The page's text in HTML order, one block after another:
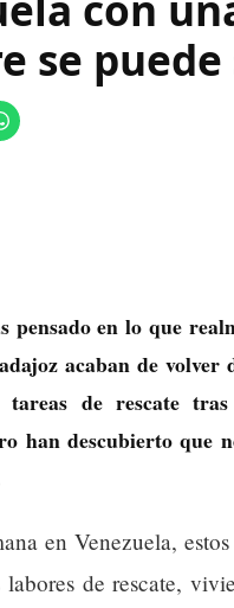
se
pensado en lo que
acaban de volver
tareas de rescate
han descubierto que
en Venezuela,
de rescate,